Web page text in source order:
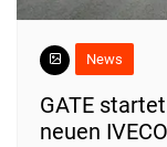
News
​GATE
neuen